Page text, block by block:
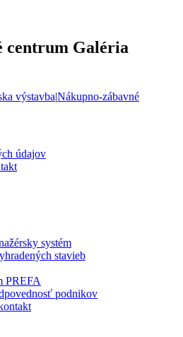
údajov
systém
stavieb
PREFA
podnikov
centrum Galéria
výstavba|Nákupno-zábavné